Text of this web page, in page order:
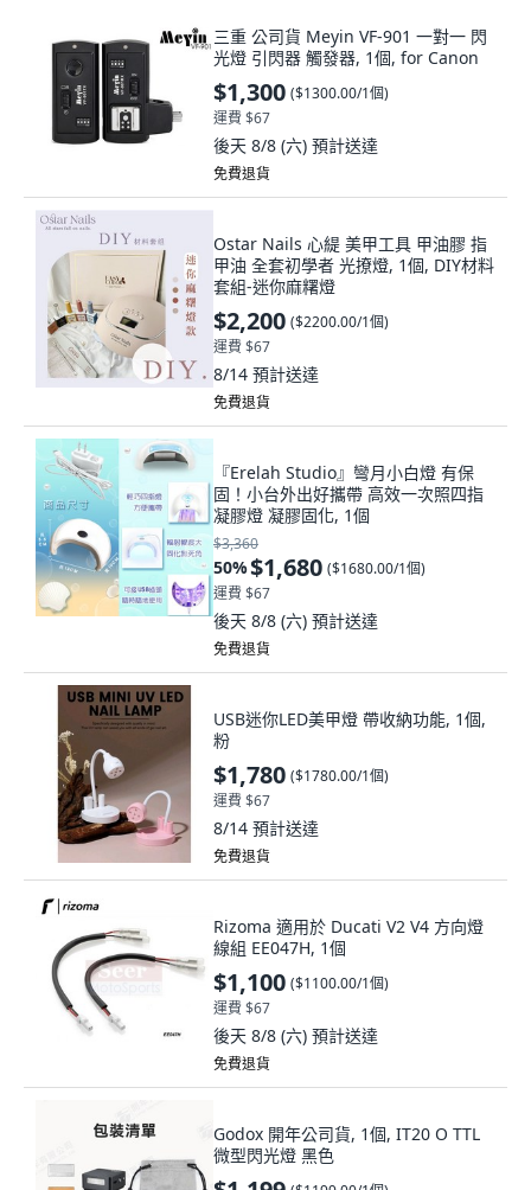
三重 公司貨 Meyin VF-901 一對一 閃
光燈 引閃器 觸發器, 1個, for Canon
$1,300 ($1300.00/1個)
運費 $67
後天 8/8 (六) 預計送達
免費退貨
Ostar Nails 心緹 美甲工具 甲油膠 指
甲油 全套初學者 光撩燈, 1個, DIY材料
套組-迷你麻糬燈
$2,200 ($2200.00/1個)
運費 $67
8/14 預計送達
免費退貨
『Erelah Studio』彎月小白燈 有保
固！小台外出好攜帶 高效一次照四指
凝膠燈 凝膠固化, 1個
$3,360
50%$1,680 ($1680.00/1個)
運費 $67
後天 8/8 (六) 預計送達
免費退貨
USB迷你LED美甲燈 帶收納功能, 1個,
粉
$1,780 ($1780.00/1個)
運費 $67
8/14 預計送達
免費退貨
Rizoma 適用於 Ducati V2 V4 方向燈
線組 EE047H, 1個
$1,100 ($1100.00/1個)
運費 $67
後天 8/8 (六) 預計送達
免費退貨
Godox 開年公司貨, 1個, IT20 O TTL
微型閃光燈 黑色